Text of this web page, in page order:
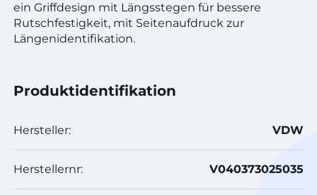
ein Griffdesign mit Längsstegen für bessere
Rutschfestigkeit, mit Seitenaufdruck zur
Längenidentifikation.
Produktidentifikation
Hersteller: VDW
Herstellernr: V040373025035